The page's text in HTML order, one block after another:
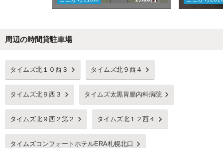
周辺の時間貸駐車場
タイムズ北１０西３ タイムズ北９西４
タイムズ北９西３ タイムズ太黒胃腸内科病院
タイムズ北９西２第２ タイムズ北１２西４
タイムズコンフォートホテルERA札幌北口